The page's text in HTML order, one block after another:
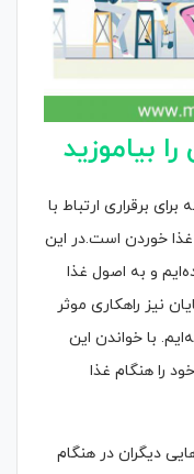
بیاموزید
برقراری ارتباط با
خوردن است.در این
و به اصول غذا
نیز راهکاری موثر
با خواندن این
را هنگام غذا
دیگران در هنگام